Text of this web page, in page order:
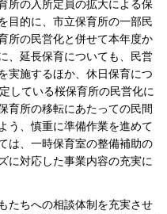
所の入所定員の拡大による保
目的に、市立保育所の一部民
所の民営化と併せて本年度か
、延長保育についても、民営
実施するほか、休日保育につ
している桜保育所の民営化に
育所の移転にあたっての民間
う、慎重に準備作業を進めて
は、一時保育室の整備補助の
に対応した事業内容の充実に
たちへの相談体制を充実させ